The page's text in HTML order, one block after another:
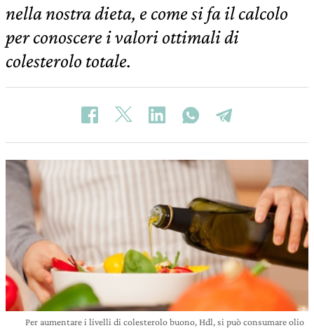
nella nostra dieta, e come si fa il calcolo
per conoscere i valori ottimali di
colesterolo totale.
Per aumentare i livelli di colesterolo buono, Hdl, si può consumare olio